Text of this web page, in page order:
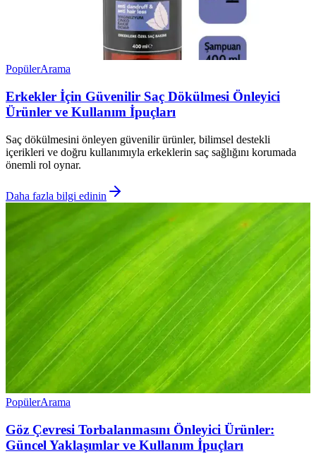
PopülerArama
Erkekler İçin Güvenilir Saç Dökülmesi Önleyici
Ürünler ve Kullanım İpuçları
Saç dökülmesini önleyen güvenilir ürünler, bilimsel destekli
içerikleri ve doğru kullanımıyla erkeklerin saç sağlığını korumada
önemli rol oynar.
Daha fazla bilgi edinin
PopülerArama
Göz Çevresi Torbalanmasını Önleyici Ürünler:
Güncel Yaklaşımlar ve Kullanım İpuçları